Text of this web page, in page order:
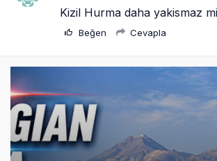
Kizil Hurma daha yakismaz
Beğen Cevapla